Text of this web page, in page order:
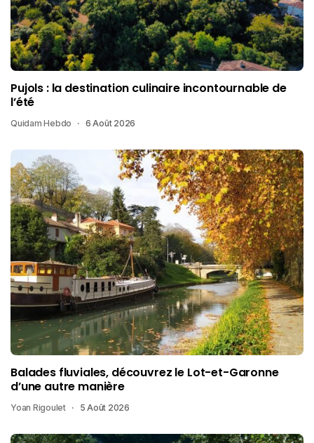
Pujols : la destination culinaire incontournable de
l’été
Quidam Hebdo 6 Août 2026
Balades fluviales, découvrez le Lot-et-Garonne
d’une autre manière
Yoan Rigoulet 5 Août 2026